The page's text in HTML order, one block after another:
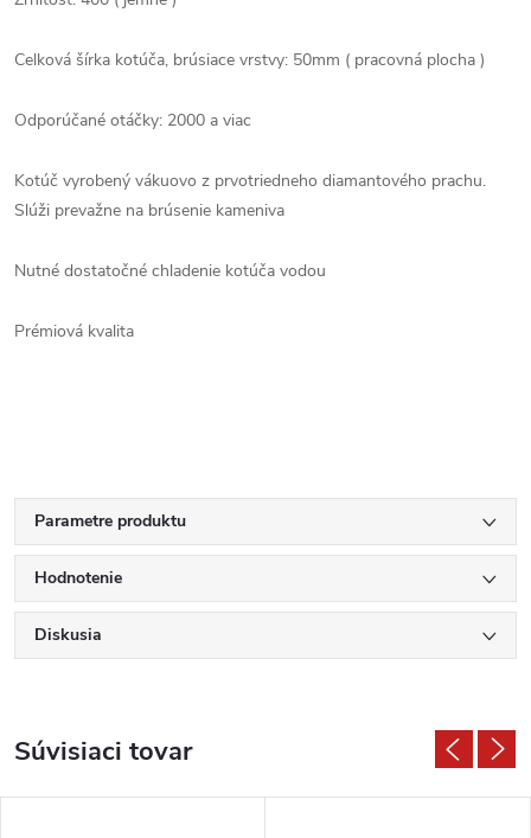
Celková šírka kotúča, brúsiace vrstvy: 50mm ( pracovná plocha )
Odporúčané otáčky: 2000 a viac
Kotúč vyrobený vákuovo z prvotriedneho diamantového prachu.
Slúži prevažne na brúsenie kameniva
Nutné dostatočné chladenie kotúča vodou
Prémiová kvalita
Parametre produktu
Hodnotenie
Diskusia
Súvisiaci tovar